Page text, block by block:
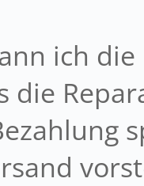
ich
die